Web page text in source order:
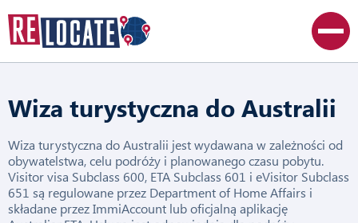
Wiza turystyczna do Australii
Wiza turystyczna do Australii jest wydawana w zależności od
obywatelstwa, celu podróży i planowanego czasu pobytu.
Visitor visa Subclass 600, ETA Subclass 601 i eVisitor Subclass
651 są regulowane przez Department of Home Affairs i
składane przez ImmiAccount lub oficjalną aplikację